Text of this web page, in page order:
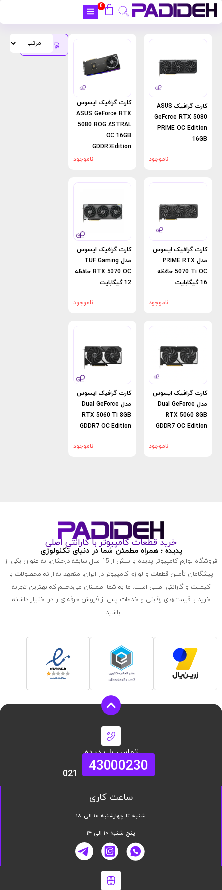
0
فیلتر
محصولات
کارت گرافیک ASUS
GeForce RTX 5080
PRIME OC Edition
16GB
ناموجود
کارت گرافیک ایسوس
ASUS GeForce RTX
5080 ROG ASTRAL
OC 16GB
GDDR7Edition
ناموجود
کارت گرافیک ایسوس
مدل PRIME RTX
5070 Ti OC حافظه
16 گیگابایت
ناموجود
کارت گرافیک ایسوس
مدل TUF Gaming
RTX 5070 OC حافظه
12 گیگابایت
ناموجود
کارت گرافیک ایسوس
مدل Dual GeForce
RTX 5060 8GB
GDDR7 OC Edition
ناموجود
کارت گرافیک ایسوس
مدل Dual GeForce
RTX 5060 Ti 8GB
GDDR7 OC Edition
ناموجود
خرید قطعات کامپیوتر با گارانتی اصلی
پدیده ؛ همراه مطمئن شما در دنیای تکنولوژی
فروشگاه لوازم کامپیوتر پدیده با بیش از 15 سال سابقه درخشان، به عنوان یکی از
پیشگامان تأمین قطعات و لوازم کامپیوتر در ایران، متعهد به ارائه محصولات با
کیفیت و گارانتی اصلی است. ما به شما اطمینان می‌دهیم که بهترین تجربه
خرید با قیمت‌های رقابتی و خدمات پس از فروش حرفه‌ای را در اختیار داشته
باشید.
تماس با پدیده
43000230
021
ساعت کاری
شنبه تا چهارشنبه ۱۰ الی ۱۸
پنج شنبه ۱۰ الی ۱۴